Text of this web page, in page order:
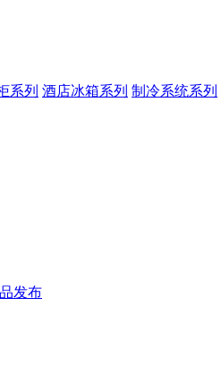
系列 酒店冰箱系列 制冷系统系列
发布